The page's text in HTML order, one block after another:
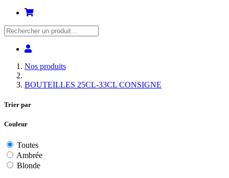
Nos produits
BOUTEILLES 25CL-33CL CONSIGNE
Trier par
Couleur
Toutes
Ambrée
Blonde